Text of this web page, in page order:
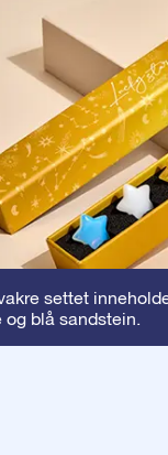
settet
og blå sandstein.